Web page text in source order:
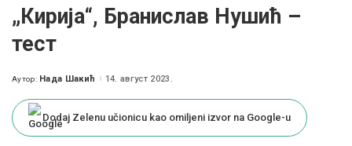
„Кирија“, Бранислав Нушић –
тест
Posted
Аутор: Нада Шакић 14. август 2023.
Dodaj Zelenu učionicu kao omiljeni izvor na Google-u